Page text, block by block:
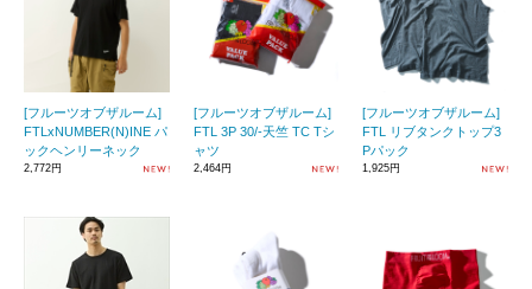
[フルーツオブザルーム]
FTLxNUMBER(N)INE パ
ックヘンリーネック
2,772円
[フルーツオブザルーム]
FTL 3P 30/-天竺 TC Tシ
ャツ
2,464円
[フルーツオブザルーム]
FTL リブタンクトップ3
Pパック
1,925円